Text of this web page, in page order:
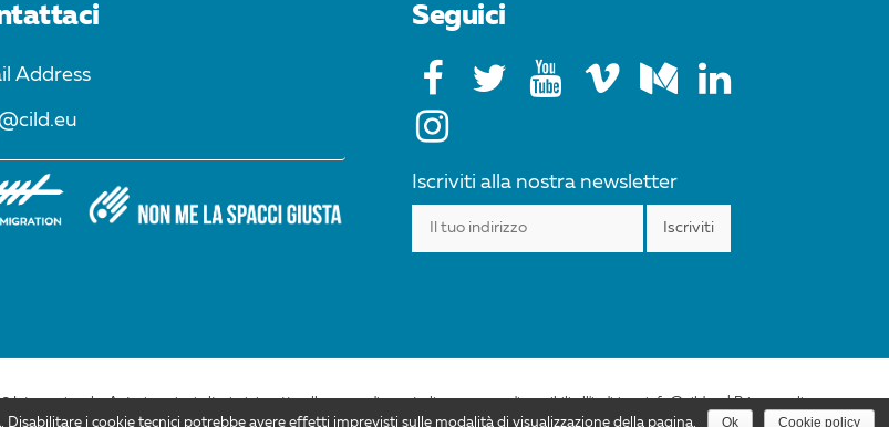
Address
Seguici
Iscriviti alla nostra newsletter
Autorizzazioni ulteriori rispetto allo scopo di questa licenza sono disponibili all'indirizzo info@cild.eu |Privacy policy
i cookie tecnici potrebbe avere effetti imprevisti sulle modalità di visualizzazione della pagina. Ok Cookie policy